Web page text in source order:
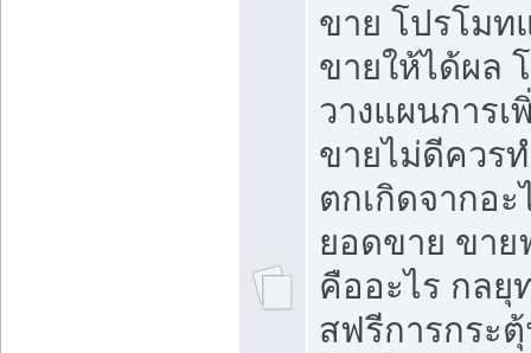
ขาย โปรโมท
ขายให้ได้ผล
วางแผนการ
ขายไม่ดีควร
ตกเกิดจากอะ
ยอดขาย ขาย
คืออะไร กลยุ
สฟรีการกระ